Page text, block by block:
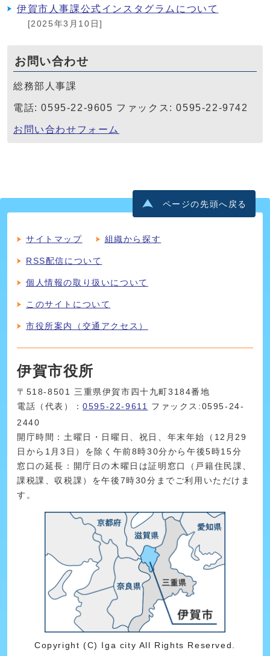
伊賀市人事課公式インスタグラムについて
[2025年3月10日]
お問い合わせ
総務部人事課
電話: 0595-22-9605 ファックス: 0595-22-9742
お問い合わせフォーム
ページの先頭へ戻る
サイトマップ 組織から探す
RSS配信について
個人情報の取り扱いについて
このサイトについて
市役所案内（交通アクセス）
伊賀市役所
〒518-8501 三重県伊賀市四十九町3184番地
電話（代表）：0595-22-9611
ファックス:0595-24-
2440
開庁時間：土曜日・日曜日、祝日、年末年始（12月29
日から1月3日）を除く午前8時30分から午後5時15分
窓口の延長：開庁日の木曜日は証明窓口（戸籍住民課、
課税課、収税課）を午後7時30分までご利用いただけま
す。
Copyright (C) Iga city All Rights Reserved.